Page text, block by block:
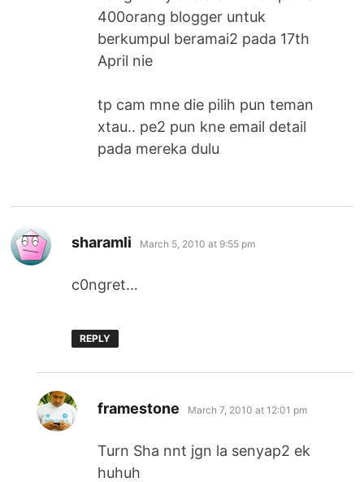
400orang blogger untuk
berkumpul beramai2 pada 17th
April nie
tp cam mne die pilih pun teman
xtau.. pe2 pun kne email detail
pada mereka dulu
sharamli says:
March 5, 2010 at 9:55 pm
c0ngret…
REPLY
framestone says:
March 7, 2010 at 12:01 pm
Turn Sha nnt jgn la senyap2 ek
huhuh